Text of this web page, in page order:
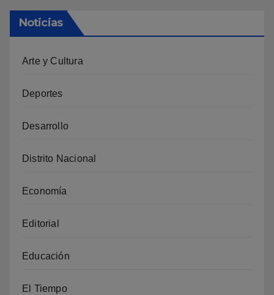
Noticias
Arte y Cultura
Deportes
Desarrollo
Distrito Nacional
Economía
Editorial
Educación
El Tiempo